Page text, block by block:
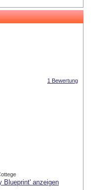
1 Bewertung
Blueprint' anzeigen